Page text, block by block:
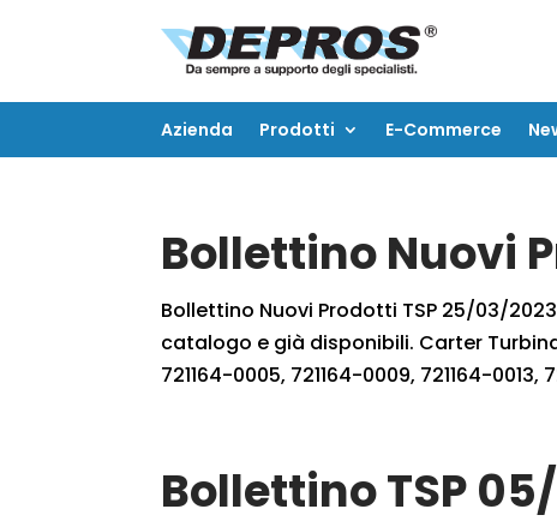
Azienda Prodotti E-Commerce
Azienda Prodotti E-Commerce
Bollettino Nuovi
Bollettino Nuovi Prodotti TSP 25/03/
catalogo e già disponibili. Carter Turbina
721164-0005, 721164-0009, 721164-0013,
Bollettino TSP